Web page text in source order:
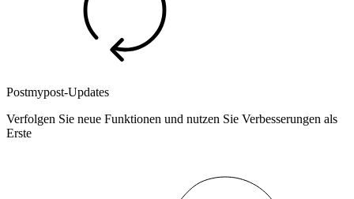
Postmypost-Updates
Verfolgen Sie neue Funktionen und nutzen Sie Verbesserungen als
Erste